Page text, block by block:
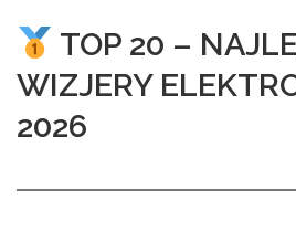
TOP 20 –
WIZJERY
2026